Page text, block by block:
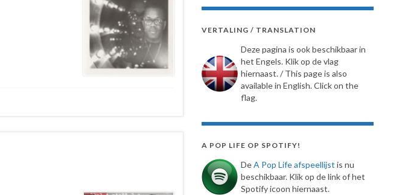
VERTALING / TRANSLATION
Deze pagina is ook beschikbaar in
het Engels. Klik op de vlag
hiernaast. / This page is also
available in English. Click on the
flag.
A POP LIFE OP SPOTIFY!
DeA Pop Life afspeellijst is nu
beschikbaar. Klik op de link of het
Spotify icoon hiernaast.